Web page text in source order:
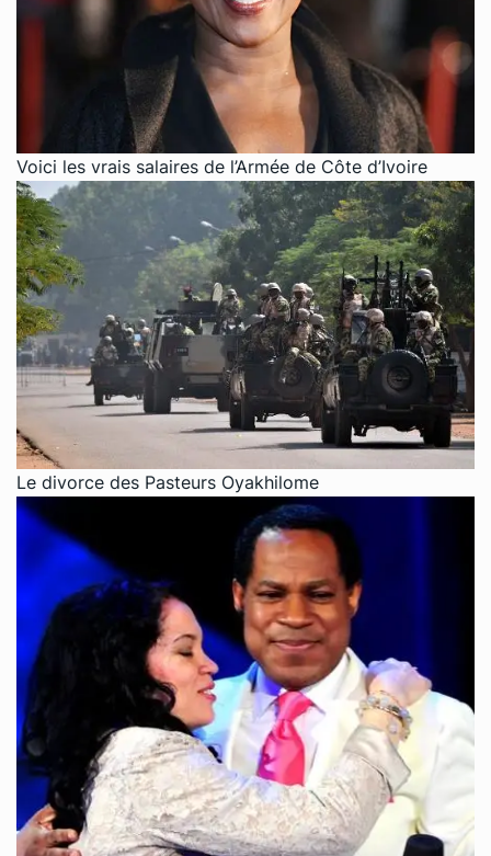
Voici les vrais salaires de l’Armée de Côte d’Ivoire
Le divorce des Pasteurs Oyakhilome